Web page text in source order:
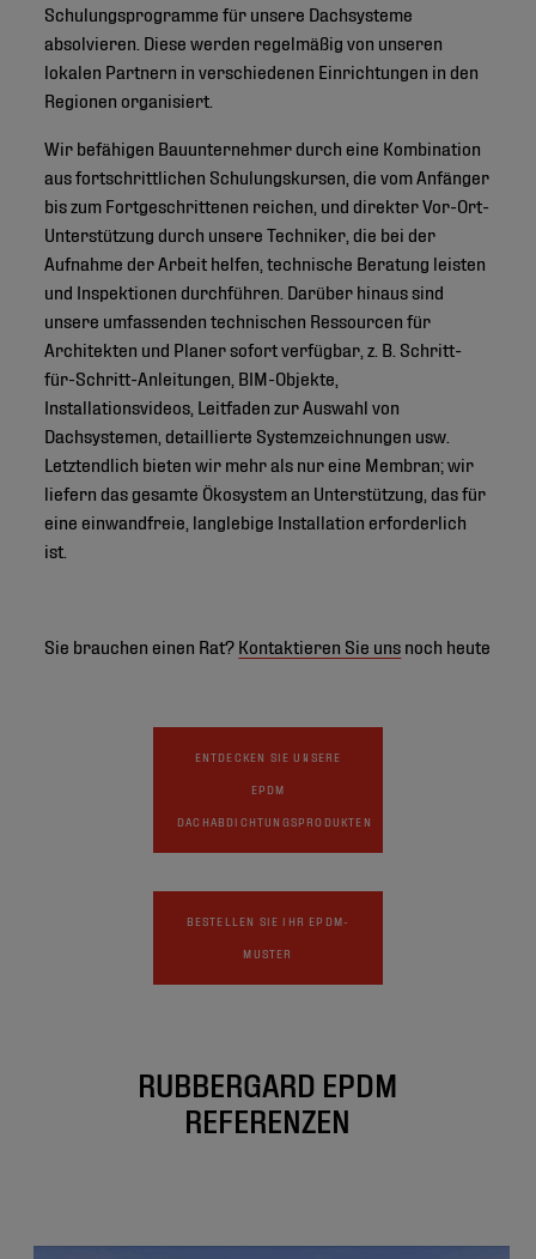
Schulungsprogramme für unsere Dachsysteme
absolvieren. Diese werden regelmäßig von unseren
lokalen Partnern in verschiedenen Einrichtungen in den
Regionen organisiert.
Wir befähigen Bauunternehmer durch eine Kombination
aus fortschrittlichen Schulungskursen, die vom Anfänger
bis zum Fortgeschrittenen reichen, und direkter Vor-Ort-
Unterstützung durch unsere Techniker, die bei der
Aufnahme der Arbeit helfen, technische Beratung leisten
und Inspektionen durchführen. Darüber hinaus sind
unsere umfassenden technischen Ressourcen für
Architekten und Planer sofort verfügbar, z. B. Schritt-
für-Schritt-Anleitungen, BIM-Objekte,
Installationsvideos, Leitfaden zur Auswahl von
Dachsystemen, detaillierte Systemzeichnungen usw.
Letztendlich bieten wir mehr als nur eine Membran; wir
liefern das gesamte Ökosystem an Unterstützung, das für
eine einwandfreie, langlebige Installation erforderlich
ist.
Sie brauchen einen Rat? Kontaktieren Sie uns noch heute
ENTDECKEN SIE UNSERE
EPDM
DACHABDICHTUNGSPRODUKTEN
BESTELLEN SIE IHR EPDM-
MUSTER
RUBBERGARD EPDM
REFERENZEN